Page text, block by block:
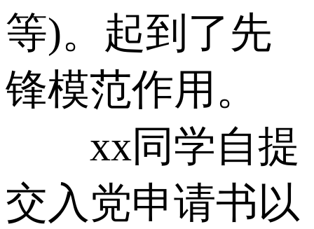
等)。起到了先
锋模范作用。
xx同学自提
交入党申请书以